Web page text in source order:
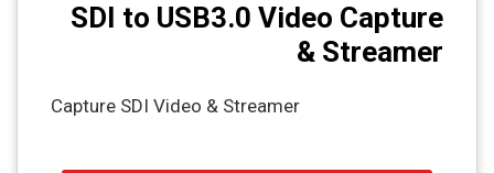
SDI to USB3.0 Video Capture
& Streamer